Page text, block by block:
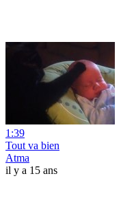
1:39
Tout va bien
Atma
il y a 15 ans